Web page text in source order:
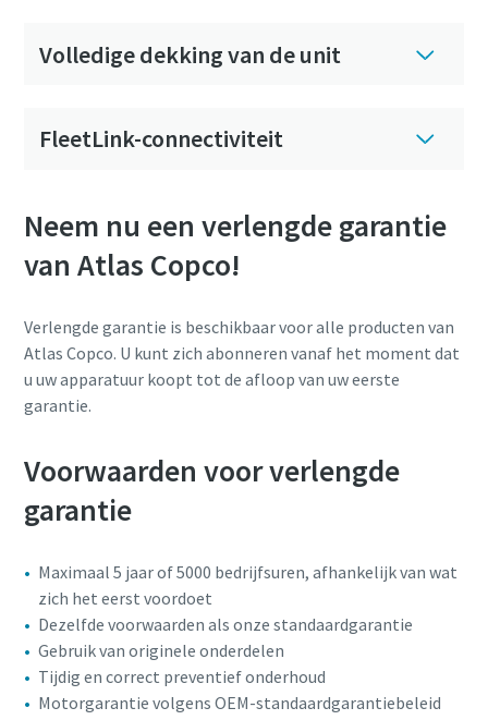
Volledige dekking van de unit
FleetLink-connectiviteit
Neem nu een verlengde garantie
van Atlas Copco!
Verlengde garantie is beschikbaar voor alle producten van
Atlas Copco. U kunt zich abonneren vanaf het moment dat
u uw apparatuur koopt tot de afloop van uw eerste
garantie.
Voorwaarden voor verlengde
garantie
Maximaal 5 jaar of 5000 bedrijfsuren, afhankelijk van wat
zich het eerst voordoet
Dezelfde voorwaarden als onze standaardgarantie
Gebruik van originele onderdelen
Tijdig en correct preventief onderhoud
Motorgarantie volgens OEM-standaardgarantiebeleid